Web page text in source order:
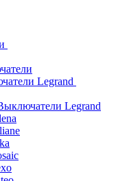
Legrand
Legrand